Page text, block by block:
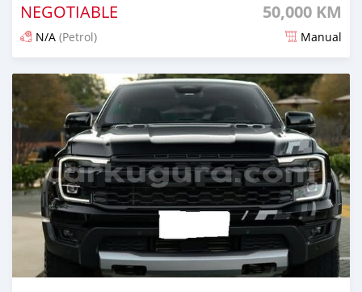
NEGOTIABLE 50,000 KM
N/A (Petrol) Manual
Ilitangazwa kama miezi 2 iliopita